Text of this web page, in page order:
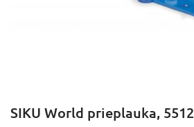
SIKU World prieplauka, 5512